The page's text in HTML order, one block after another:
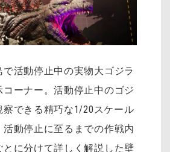
で活動停止中の実物大ゴジラ
コーナー。活動停止中のゴジ
察できる精巧な1/20スケール
動停止に至るまでの作戦内
に分けて詳しく解説した壁